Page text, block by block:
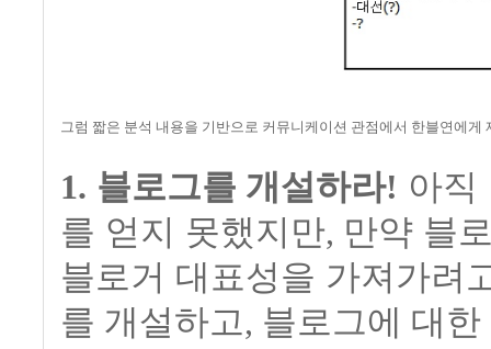
그럼 짧은 분석 내용을 기반으로 커뮤니케이션 관점에서 한블연에
1. 블로그를 개설하라! 아직
를 얻지 못했지만, 만약 블
블로거 대표성을 가져가려
를 개설하고, 블로그에 대